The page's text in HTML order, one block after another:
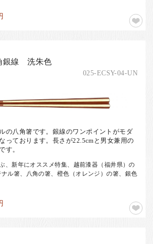
銀線 洗朱色
025-ECSY-04-UN
の八角箸です。銀線のワンポイントがモダ
っております。長さが22.5cmと男女兼用の
す。
、新年にオススメ特集、越前漆器（福井県）の
ル箸、八角の箸、橙色（オレンジ）の箸、銀色